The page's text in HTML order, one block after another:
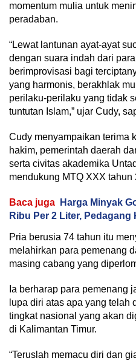
momentum mulia untuk
peradaban.
“Lewat lantunan ayat-ayat
dengan suara indah dari
berimprovisasi bagi
yang harmonis, berakhlak
perilaku-perilaku yang tidak
tuntutan Islam,” ujar Cudy,
Cudy menyampaikan terima
hakim, pemerintah daerah
serta civitas akademika
mendukung MTQ XXX tahun
Baca juga
Harga Minyak
Ribu Per 2 Liter,
Pria berusia 74 tahun itu
melahirkan para pemenang
masing cabang yang
Ia berharap para pemenang
lupa diri atas apa yang telah
tingkat nasional yang akan
di Kalimantan Timur.
“Teruslah memacu diri dan